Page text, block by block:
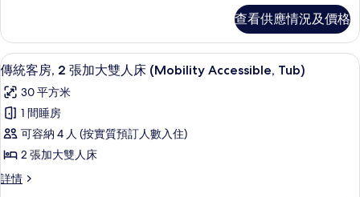
Shower)
的
相
片
2
張
加
大
雙
人
床
(Mobility/Hearing
2
張
加
大
雙
人
(Mobility/Hearing
Accessible,
詳
查看供應情況及價格
載
入
所
有
傳
統
客
羽絨被、特厚豪華床墊、房內夾萬、書
2
傳統客房, 2 張加大雙人床 (Mobility Accessible, Tub)
30 平方米
1 間睡房
可容納 4 人 (按實質預訂人數入住)
2 張加大雙人床
詳情
傳